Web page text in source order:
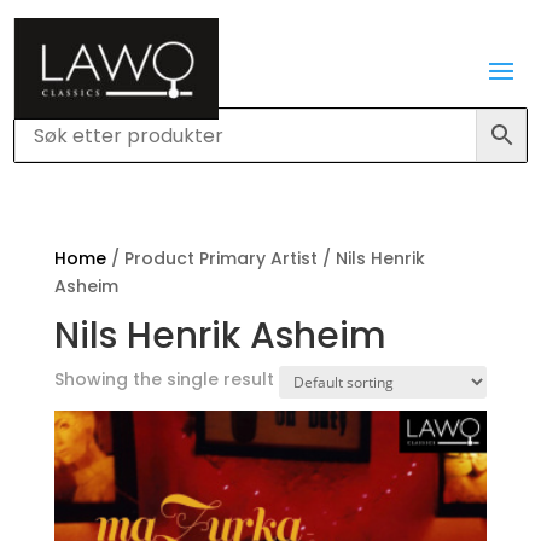
Home/ Product Primary Artist / Nils Henrik
Asheim
Nils Henrik Asheim
Showing the single result